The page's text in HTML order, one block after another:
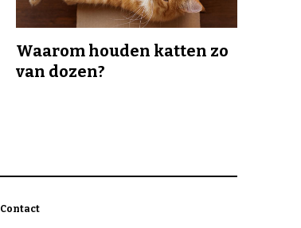
Waarom houden katten zo
van dozen?
Contact